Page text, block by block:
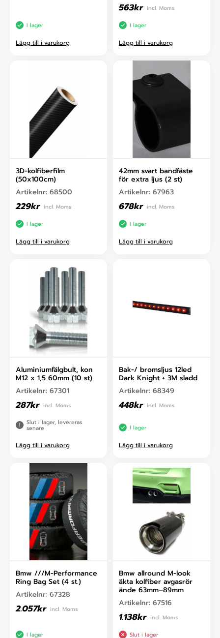
I lager
Lägg till i varukorg
563kr incl. Moms
I lager
Lägg till i varukorg
3D-kolfiberfilm
(50x100cm)
Artikelnr: 68500
229kr incl. Moms
I lager
Lägg till i varukorg
42mm svart bandfäste
för extra ljus (2 st)
Artikelnr: 67963
678kr incl. Moms
I lager
Lägg till i varukorg
Aluminiumfälgbult, kon
M12 x 1,5 60mm (10 st)
Artikelnr: 67301
287kr incl. Moms
Slut i lager, levereras
senare
Lägg till i varukorg
Bak-/ bromsljus 12led
Dark Knight + 3M sladd
Artikelnr: 68349
448kr incl. Moms
I lager
Lägg till i varukorg
Bmw ///M-Performance
Ring Bag Set (4 st.)
Artikelnr: 67328
2.057kr incl. Moms
I lager
Bmw allround M-look
äkta kolfiber avgasrör
ände 63mm–89mm
Artikelnr: 67516
1.138kr incl. Moms
Slut i lager